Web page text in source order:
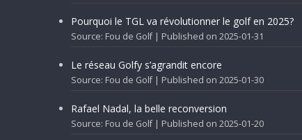
Pourquoi le TGL va révolutionner le golf en 2025?
Source: Fou de Golf Published on 2025-01-31
Le réseau Golfy s’agrandit encore
Source: Fou de Golf Published on 2025-01-30
Rafael Nadal, la belle reconversion
Source: Fou de Golf Published on 2025-01-20